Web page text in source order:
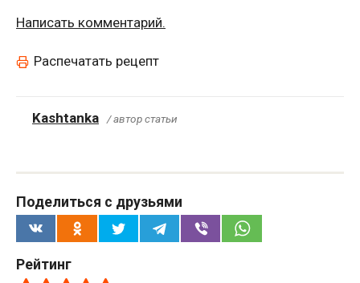
Написать комментарий.
Распечатать рецепт
Kashtanka / автор статьи
Поделиться с друзьями
Рейтинг